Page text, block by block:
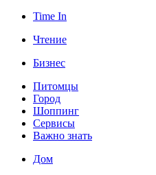
Time In
Чтение
Бизнес
Питомцы
Город
Шоппинг
Сервисы
Важно знать
Дом